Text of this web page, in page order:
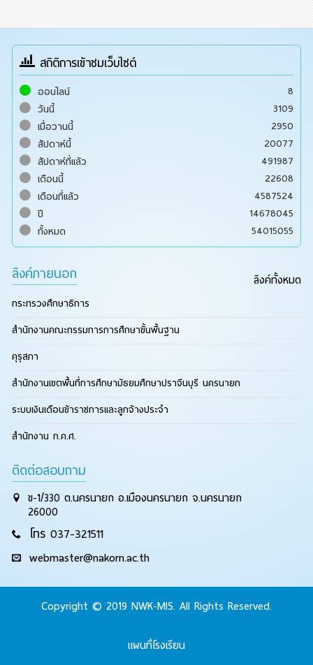
สถิติการเข้าชมเว็บไซต์
ออนไลน์
8
วันนี้
3109
เมื่อวานนี้
2950
สัปดาห์นี้
20077
สัปดาห์ที่แล้ว
491987
เดือนนี้
22608
เดือนที่แล้ว
4587524
ปี
14678045
ทั้งหมด
54015055
ลิงค์ภายนอก ลิงค์ทั้งหมด
กระทรวงศึกษาธิการ
สำนักงานคณะกรรมการการศึกษาขั้นพื้นฐาน
คุรุสภา
สำนักงานเขตพื้นที่การศึกษามัธยมศึกษาปราจีนบุรี นครนายก
ระบบเงินเดือนข้าราชการและลูกจ้างประจำ
สำนักงาน ก.ค.ศ.
ติดต่อสอบถาม
ข-1/330 ต.นครนายก อ.เมืองนครนายก จ.นครนายก
26000
โทร 037-321511
webmaster@nakorn.ac.th
Copyright © 2019 NWK-MIS. All Rights Reserved.
แผนที่โรงเรียน